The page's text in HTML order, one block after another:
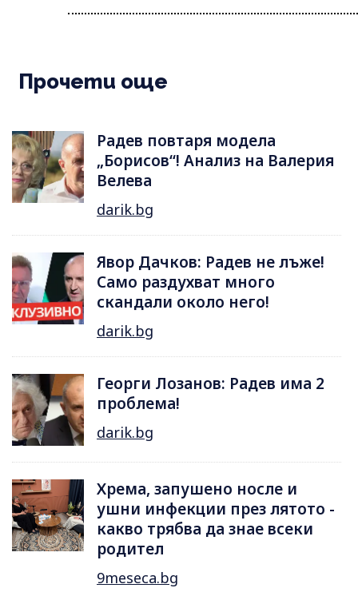
Прочети още
Радев повтаря модела
„Борисов“! Анализ на Валерия
Велева
darik.bg
Явор Дачков: Радев не лъже!
Само раздухват много
скандали около него!
darik.bg
Георги Лозанов: Радев има 2
проблема!
darik.bg
Хрема, запушено носле и
ушни инфекции през лятотo -
какво трябва да знае всеки
родител
9meseca.bg